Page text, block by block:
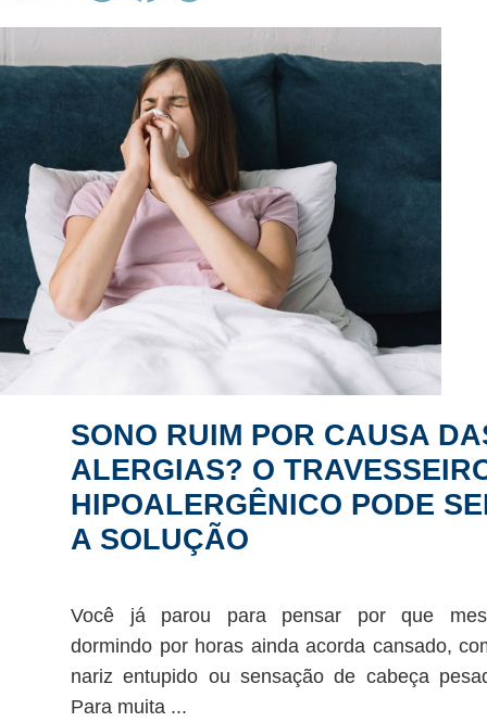
SONO RUIM POR CAUSA
ALERGIAS? O
HIPOALERGÊNICO PODE
A SOLUÇÃO
Você já parou para pensar por que
dormindo por horas ainda acorda cansado,
nariz entupido ou sensação de cabeça
Para muita ...